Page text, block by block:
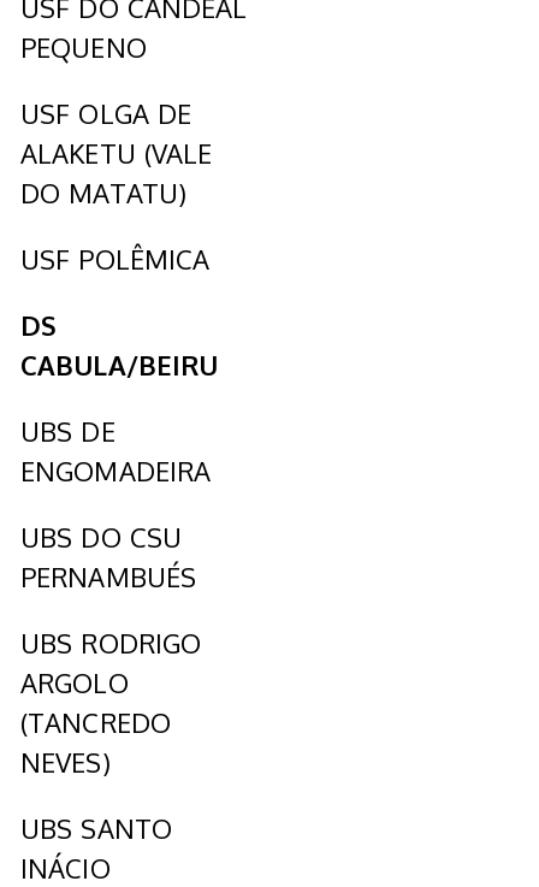
USF DO CANDEAL
PEQUENO
USF OLGA DE
ALAKETU (VALE
DO MATATU)
USF POLÊMICA
DS
CABULA/BEIRU
UBS DE
ENGOMADEIRA
UBS DO CSU
PERNAMBUÉS
UBS RODRIGO
ARGOLO
(TANCREDO
NEVES)
UBS SANTO
INÁCIO